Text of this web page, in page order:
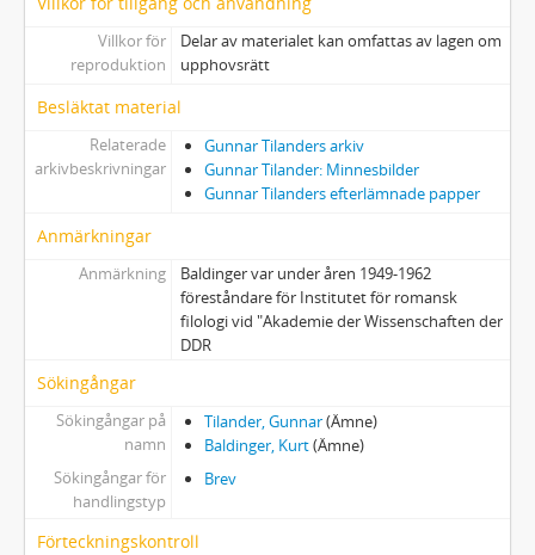
Villkor för
reproduktion
Delar av materialet kan omfattas av lagen om
upphovsrätt
Besläktat material
Relaterade
arkivbeskrivningar
Gunnar Tilanders arkiv
Gunnar Tilander: Minnesbilder
Gunnar Tilanders efterlämnade papper
Anmärkningar
Anmärkning
Baldinger var under åren 1949-1962
föreståndare för Institutet för romansk
filologi vid "Akademie der Wissenschaften der
DDR
Sökingångar
Sökingångar på
namn
Tilander, Gunnar(Ämne)
Baldinger, Kurt(Ämne)
Sökingångar för
handlingstyp
Brev
Förteckningskontroll